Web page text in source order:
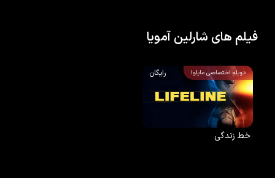
فیلم های شارلین آمویا
دوبله اختصاصی مایاوا رایگان
خط زندگی